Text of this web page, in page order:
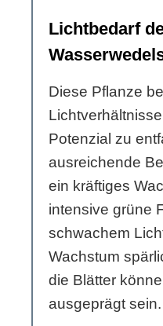
Lichtbedarf
Diese Pflanze
Potenzial zu
ausreichende
ein kräftiges
intensive grüne
schwachem
Wachstum
die Blätter
ausgeprägt sein.